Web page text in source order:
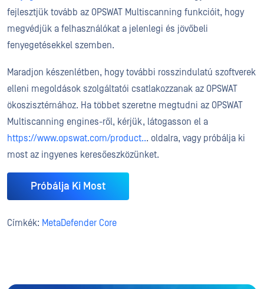
fejlesztjük tovább az OPSWAT Multiscanning funkcióit, hogy
megvédjük a felhasználókat a jelenlegi és jövőbeli
fenyegetésekkel szemben.
Maradjon készenlétben, hogy további rosszindulatú szoftverek
elleni megoldások szolgáltatói csatlakozzanak az OPSWAT
ökoszisztémához. Ha többet szeretne megtudni az OPSWAT
Multiscanning engines-ről, kérjük, látogasson el a
https://www.opswat.com/product... oldalra, vagy próbálja ki
most az ingyenes keresőeszközünket.
Próbálja Ki Most
Címkék: MetaDefender Core